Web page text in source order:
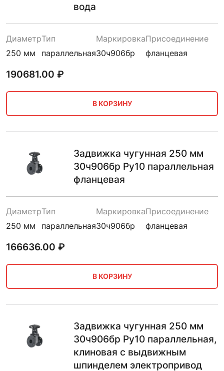
вода
Диаметр
250 мм
Тип
параллельная
Маркировка
30ч906бр
Присоединение
фланцевая
190681.00 ₽
В КОРЗИНУ
Задвижка чугунная 250 мм
30ч906бр Ру10 параллельная
фланцевая
Диаметр
250 мм
Тип
параллельная
Маркировка
30ч906бр
Присоединение
фланцевая
166636.00 ₽
В КОРЗИНУ
Задвижка чугунная 250 мм
30ч906бр Ру10 параллельная,
клиновая с выдвижным
шпинделем электропривод